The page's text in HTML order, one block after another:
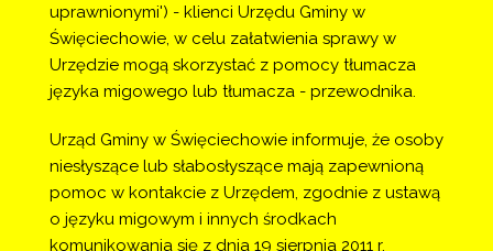
uprawnionymi') - klienci Urzędu Gminy w
Święciechowie, w celu załatwienia sprawy w
Urzędzie mogą skorzystać z pomocy tłumacza
języka migowego lub tłumacza - przewodnika.
Urząd Gminy w Święciechowie informuje, że osoby
niesłyszące lub słabosłyszące mają zapewnioną
pomoc w kontakcie z Urzędem, zgodnie z ustawą
o języku migowym i innych środkach
komunikowania się z dnia 19 sierpnia 2011 r.